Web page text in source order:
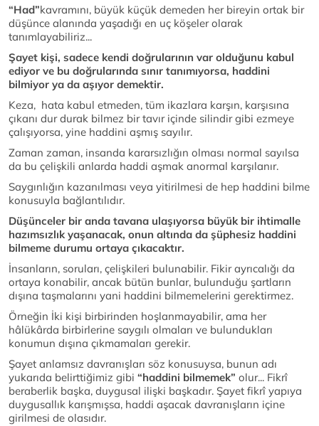
“Had”kavramını, büyük küçük demeden her bireyin ortak bir
düşünce alanında yaşadığı en uç köşeler olarak
tanımlayabiliriz...
Şayet kişi, sadece kendi doğrularının var olduğunu kabul
ediyor ve bu doğrularında sınır tanımıyorsa, haddini
bilmiyor ya da aşıyor demektir.
Keza, hata kabul etmeden, tüm ikazlara karşın, karşısına
çıkanı dur durak bilmez bir tavır içinde silindir gibi ezmeye
çalışıyorsa, yine haddini aşmış sayılır.
Zaman zaman, insanda kararsızlığın olması normal sayılsa
da bu çelişkili anlarda haddi aşmak anormal karşılanır.
Saygınlığın kazanılması veya yitirilmesi de hep haddini bilme
konusuyla bağlantılıdır.
Düşünceler bir anda tavana ulaşıyorsa büyük bir ihtimalle
hazımsızlık yaşanacak, onun altında da şüphesiz haddini
bilmeme durumu ortaya çıkacaktır.
İnsanların, soruları, çelişkileri bulunabilir. Fikir ayrıcalığı da
ortaya konabilir, ancak bütün bunlar, bulunduğu şartların
dışına taşmalarını yani haddini bilmemelerini gerektirmez.
Örneğin İki kişi birbirinden hoşlanmayabilir, ama her
hâlükârda birbirlerine saygılı olmaları ve bulundukları
konumun dışına çıkmamaları gerekir.
Şayet anlamsız davranışları söz konusuysa, bunun adı
yukarıda belirttiğimiz gibi “haddini bilmemek” olur... Fikrî
beraberlik başka, duygusal ilişki başkadır. Şayet fikrî yapıya
duygusallık karışmışsa, haddi aşacak davranışların içine
girilmesi de olasıdır.